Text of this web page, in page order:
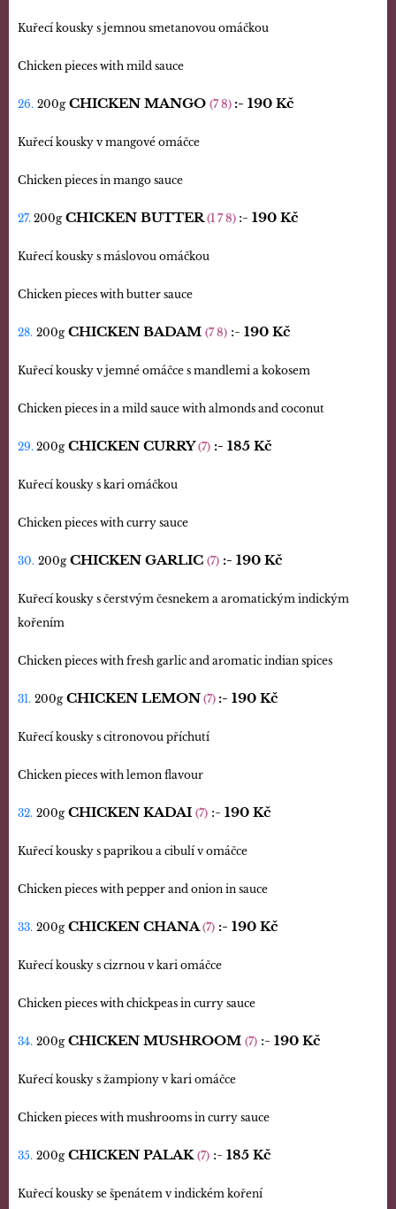
Kuřecí kousky s jemnou smetanovou omáčkou
Chicken pieces with mild sauce
26. 200g CHICKEN MANGO (7 8) :- 190 Kč
Kuřecí kousky v mangové omáčce
Chicken pieces in mango sauce
27. 200g CHICKEN BUTTER(1 7 8) :- 190 Kč
Kuřecí kousky s máslovou omáčkou
Chicken pieces with butter sauce
28. 200g CHICKEN BADAM (7 8) :- 190 Kč
Kuřecí kousky v jemné omáčce s mandlemi a kokosem
Chicken pieces in a mild sauce with almonds and coconut
29. 200g CHICKEN CURRY(7) :- 185 Kč
Kuřecí kousky s kari omáčkou
Chicken pieces with curry sauce
30. 200g CHICKEN GARLIC (7) :- 190 Kč
Kuřecí kousky s čerstvým česnekem a aromatickým indickým
kořením
Chicken pieces with fresh garlic and aromatic indian spices
31. 200g CHICKEN LEMON (7) :- 190 Kč
Kuřecí kousky s citronovou příchutí
Chicken pieces with lemon flavour
32. 200g CHICKEN KADAI (7) :- 190 Kč
Kuřecí kousky s paprikou a cibulí v omáčce
Chicken pieces with pepper and onion in sauce
33. 200g CHICKEN CHANA(7) :- 190 Kč
Kuřecí kousky s cizrnou v kari omáčce
Chicken pieces with chickpeas in curry sauce
34. 200g CHICKEN MUSHROOM (7) :- 190 Kč
Kuřecí kousky s žampiony v kari omáčce
Chicken pieces with mushrooms in curry sauce
35. 200g CHICKEN PALAK (7) :- 185 Kč
Kuřecí kousky se špenátem v indickém koření